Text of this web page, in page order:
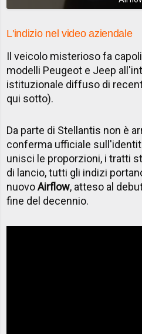
L'indizio nel video aziendale
Il veicolo misterioso fa
modelli Peugeot e Jeep
istituzionale diffuso di
qui sotto).
Da parte di Stellantis non è
conferma ufficiale
unisci le proporzioni, i tratti
di lancio, tutti gli indizi
nuovoAirflow, atteso al
fine del decennio.